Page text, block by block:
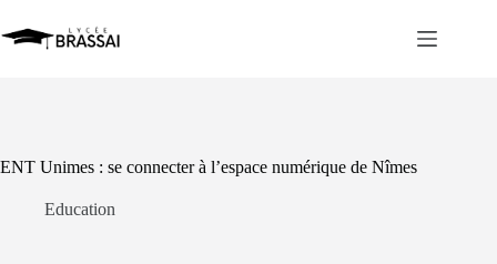
au
contenu
ENT Unimes : se connecter à l’espace numérique de Nîmes
Education